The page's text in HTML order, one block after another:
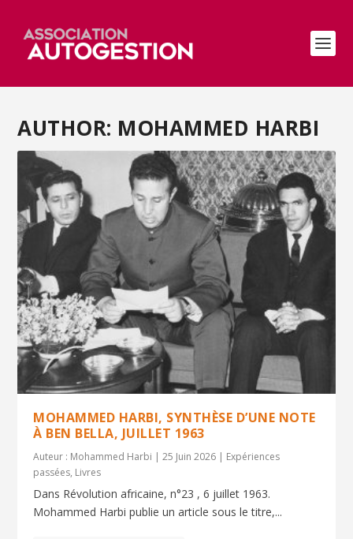
AUTHOR: MOHAMMED HARBI
MOHAMMED HARBI, SYNTHÈSE D’UNE NOTE
À BEN BELLA, JUILLET 1963
Auteur : Mohammed Harbi |25 Juin 2026 | Expériences
passées, Livres
Dans Révolution africaine, n°23 , 6 juillet 1963.
Mohammed Harbi publie un article sous le titre,...